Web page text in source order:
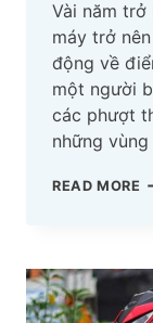
Vài năm trở
máy trở
động về
một người
các phượt
những
READ MORE